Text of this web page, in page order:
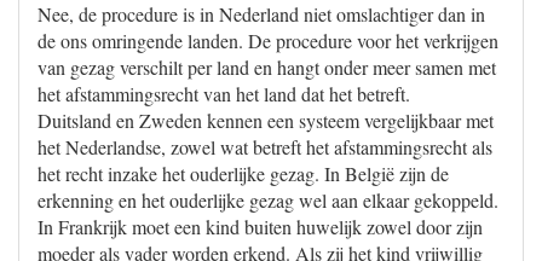
Nee, de procedure is in Nederland niet omslachtiger dan in
de ons omringende landen. De procedure voor het verkrijgen
van gezag verschilt per land en hangt onder meer samen met
het afstammingsrecht van het land dat het betreft.
Duitsland en Zweden kennen een systeem vergelijkbaar met
het Nederlandse, zowel wat betreft het afstammingsrecht als
het recht inzake het ouderlijke gezag. In België zijn de
erkenning en het ouderlijke gezag wel aan elkaar gekoppeld.
In Frankrijk moet een kind buiten huwelijk zowel door zijn
moeder als vader worden erkend. Als zij het kind vrijwillig